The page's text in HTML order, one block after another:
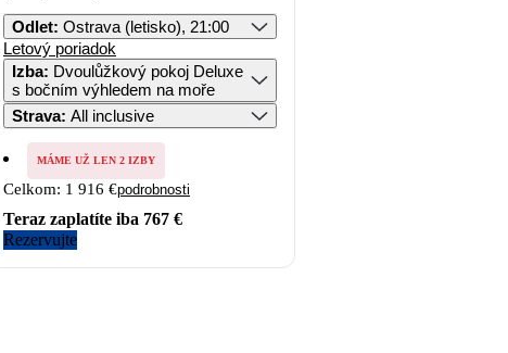
Odlet: Ostrava (letisko), 21:00
Letový poriadok
Izba: Dvoulůžkový pokoj Deluxe
s bočním výhledem na moře
Strava: All inclusive
MÁME UŽ LEN 2 IZBY
Celkom: 1 916 €podrobnosti
Teraz zaplatíte iba 767 €
Rezervujte